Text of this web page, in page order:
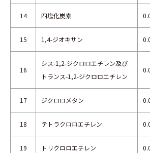
14 四塩化炭素
15 1,4-ジオキサン
16
シス-1,2-ジクロロエチレン及び
トランス-1,2-ジクロロエチレン
17 ジクロロメタン
18 テトラクロロエチレン
19 トリクロロエチレン